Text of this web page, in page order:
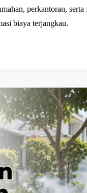
perkantoran,
biaya terjangkau.